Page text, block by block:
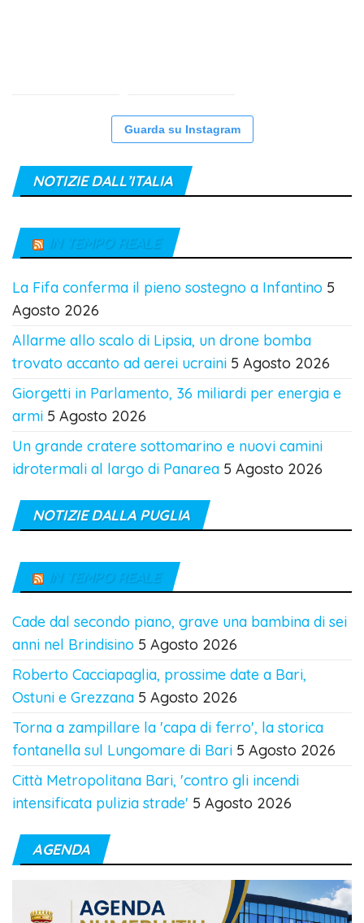
Guarda su Instagram
NOTIZIE DALL’ITALIA
IN TEMPO REALE
La Fifa conferma il pieno sostegno a Infantino 5
Agosto 2026
Allarme allo scalo di Lipsia, un drone bomba
trovato accanto ad aerei ucraini 5 Agosto 2026
Giorgetti in Parlamento, 36 miliardi per energia e
armi 5 Agosto 2026
Un grande cratere sottomarino e nuovi camini
idrotermali al largo di Panarea 5 Agosto 2026
NOTIZIE DALLA PUGLIA
IN TEMPO REALE
Cade dal secondo piano, grave una bambina di sei
anni nel Brindisino 5 Agosto 2026
Roberto Cacciapaglia, prossime date a Bari,
Ostuni e Grezzana 5 Agosto 2026
Torna a zampillare la 'capa di ferro', la storica
fontanella sul Lungomare di Bari 5 Agosto 2026
Città Metropolitana Bari, 'contro gli incendi
intensificata pulizia strade' 5 Agosto 2026
AGENDA